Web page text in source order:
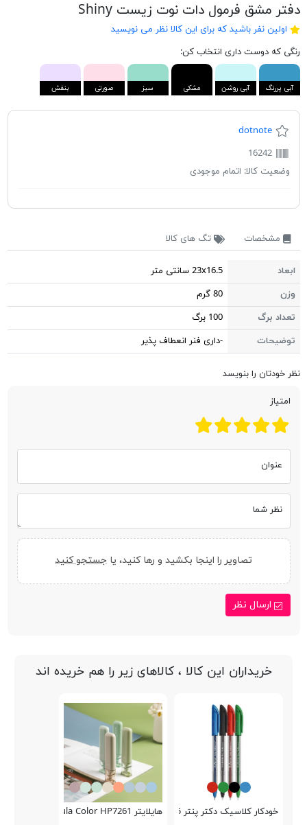
دفتر مشق فرمول دات نوت زیست Shiny
اولین نفر باشید که برای این کالا نظر می نویسید
رنگی که دوست داری انتخاب کن:
آبی پررنگ آبی روشن مشکی سبز صورتی بنفش
dotnote
16242
وضعیت کالا: اتمام موجودی
مشخصات تگ های کالا
ابعاد
23x16.5 سانتی متر
وزن
80 گرم
تعداد برگ
100 برگ
توضیحات
-داری فنر انعطاف پذیر
نظر خودتان را بنویسد
امتیاز
عنوان
نظر شما
تصاویر را اینجا بکشید و رها کنید، یا جستجو کنید
ارسال نظر
خریداران این کالا ، کالاهای زیر را هم خریده اند
خودکار کلاسیک دکتر پنتر DP-105 هایلایتر Nebula Color HP7261